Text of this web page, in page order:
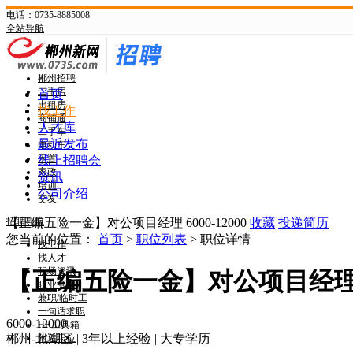
电话：0735-8885008
全站导航
新网首页
郴州头条
郴州招聘
二手房
出租房
商铺通
二手车
电动车
闲置
家政
培训
交友
招聘导航
找工作
找人才
职场资讯
职业测评
兼职/临时工
一句话求职
HR工具箱
附近职位
首页
找工作
人才库
最近发布
线上招聘会
资讯
公司介绍
【正编五险一金】对公项目经理 6000-12000 收藏 投递简历
您当前的位置： 首页 > 职位列表 > 职位详情
【正编五险一金】对公项目经
6000-12000
郴州-北湖区| 3年以上经验 | 大专学历